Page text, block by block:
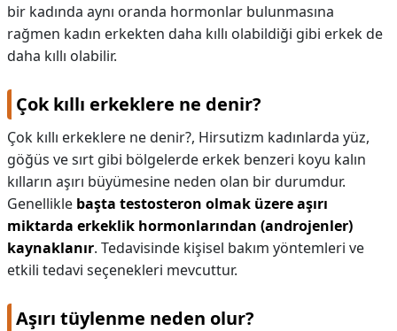
bir kadında aynı oranda hormonlar bulunmasına
rağmen kadın erkekten daha kıllı olabildiği gibi erkek de
daha kıllı olabilir.
Çok kıllı erkeklere ne denir?
Çok kıllı erkeklere ne denir?, Hirsutizm kadınlarda yüz,
göğüs ve sırt gibi bölgelerde erkek benzeri koyu kalın
kılların aşırı büyümesine neden olan bir durumdur.
Genellikle başta testosteron olmak üzere aşırı
miktarda erkeklik hormonlarından (androjenler)
kaynaklanır. Tedavisinde kişisel bakım yöntemleri ve
etkili tedavi seçenekleri mevcuttur.
Aşırı tüylenme neden olur?